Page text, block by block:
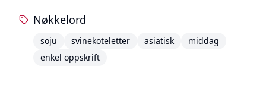
Nøkkelord
soju svinekoteletter asiatisk
middag
enkel oppskrift